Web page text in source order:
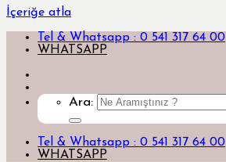
İçeriğe atla
Tel & Whatsapp : 0 541 317 64 00
WHATSAPP
Ara:
Tel & Whatsapp : 0 541 317 64 00
WHATSAPP